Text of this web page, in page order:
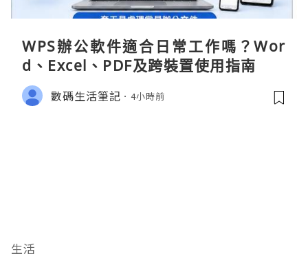
WPS辦公軟件適合日常工作嗎？Wor
d、Excel、PDF及跨裝置使用指南
數碼生活筆記 4小時前
生活